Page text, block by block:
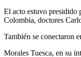
El acto estuvo presidido
Colombia, doctores
También se conectaron
Morales Tuesca, en su